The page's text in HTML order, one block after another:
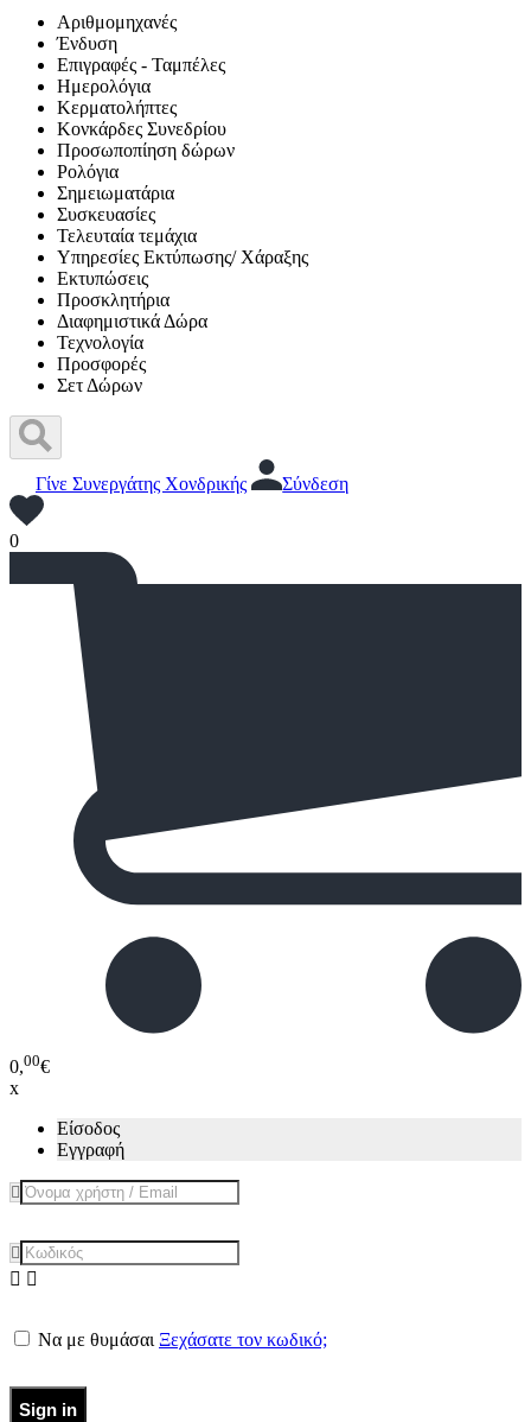
Αριθμομηχανές
Ένδυση
Επιγραφές - Ταμπέλες
Ημερολόγια
Κερματολήπτες
Κονκάρδες Συνεδρίου
Προσωποπίηση δώρων
Ρολόγια
Σημειωματάρια
Συσκευασίες
Τελευταία τεμάχια
Υπηρεσίες Εκτύπωσης/ Χάραξης
Εκτυπώσεις
Προσκλητήρια
Διαφημιστικά Δώρα
Τεχνολογία
Προσφορές
Σετ Δώρων
Γίνε Συνεργάτης Χονδρικής Σύνδεση
0
0,00€
x
Είσοδος
Εγγραφή
Να με θυμάσαι Ξεχάσατε τον κωδικό;
Sign in